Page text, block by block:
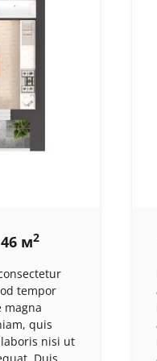
м2
tempor
quis
nisi ut